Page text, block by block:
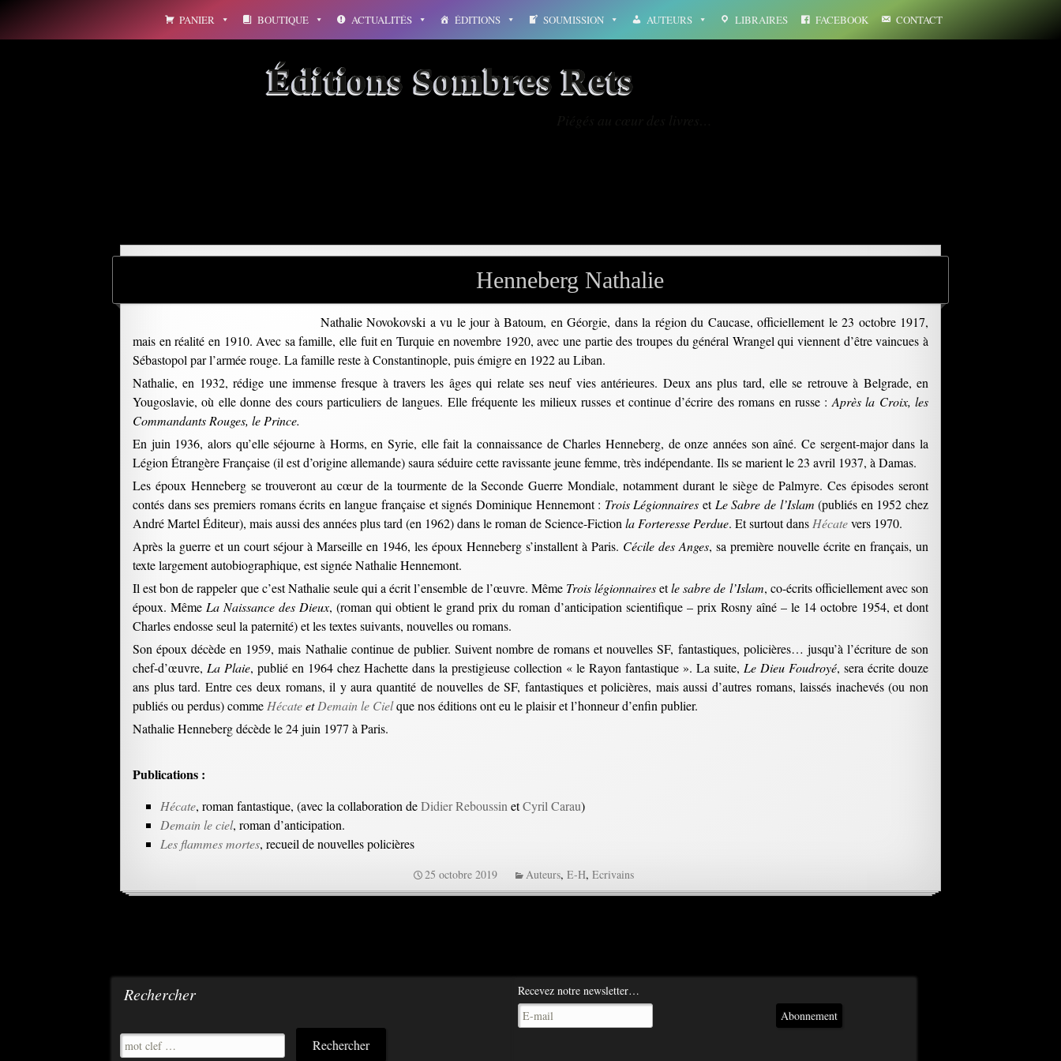
PANIER BOUTIQUE ACTUALITÉS ÉDITIONS SOUMISSION AUTEURS LIBRAIRES FACEBOOK CONTACT
Éditions Sombres Rets
Henneberg Nathalie
Nathalie Novokovski a vu le jour à Batoum, en Géorgie, dans la région du Caucase, officiellement le 23 octobre 1917,
mais en réalité en 1910. Avec sa famille, elle fuit en Turquie en novembre 1920, avec une partie des troupes du général Wrangel qui viennent d’être vaincues à
Sébastopol par l’armée rouge. La famille reste à Constantinople, puis émigre en 1922 au Liban.
Nathalie, en 1932, rédige une immense fresque à travers les âges qui relate ses neuf vies antérieures. Deux ans plus tard, elle se retrouve à Belgrade, en
Yougoslavie, où elle donne des cours particuliers de langues. Elle fréquente les milieux russes et continue d’écrire des romans en russe : Après la Croix, les
Commandants Rouges, le Prince.
En juin 1936, alors qu’elle séjourne à Horms, en Syrie, elle fait la connaissance de Charles Henneberg, de onze années son aîné. Ce sergent-major dans la
Légion Étrangère Française (il est d’origine allemande) saura séduire cette ravissante jeune femme, très indépendante. Ils se marient le 23 avril 1937, à Damas.
Les époux Henneberg se trouveront au cœur de la tourmente de la Seconde Guerre Mondiale, notamment durant le siège de Palmyre. Ces épisodes seront
contés dans ses premiers romans écrits en langue française et signés Dominique Hennemont : Trois Légionnaires etLe Sabre de l’Islam (publiés en 1952 chez
André Martel Éditeur), mais aussi des années plus tard (en 1962) dans le roman de Science-Fiction la Forteresse Perdue. Et surtout dans Hécatevers 1970.
Après la guerre et un court séjour à Marseille en 1946, les époux Henneberg s’installent à Paris. Cécile des Anges, sa première nouvelle écrite en français, un
texte largement autobiographique, est signée Nathalie Hennemont.
Il est bon de rappeler que c’est Nathalie seule qui a écrit l’ensemble de l’œuvre. Même Trois légionnairesetle sabre de l’Islam, co-écrits officiellement avec son
époux. Même La Naissance des Dieux, (roman qui obtient le grand prix du roman d’anticipation scientifique – prix Rosny aîné – le 14 octobre 1954, et dont
Charles endosse seul la paternité) et les textes suivants, nouvelles ou romans.
Son époux décède en 1959, mais Nathalie continue de publier. Suivent nombre de romans et nouvelles SF, fantastiques, policières… jusqu’à l’écriture de son
chef-d’œuvre, La Plaie, publié en 1964 chez Hachette dans la prestigieuse collection « le Rayon fantastique ». La suite, Le Dieu Foudroyé, sera écrite douze
ans plus tard. Entre ces deux romans, il y aura quantité de nouvelles de SF, fantastiques et policières, mais aussi d’autres romans, laissés inachevés (ou non
publiés ou perdus) comme HécateetDemain le Cielque nos éditions ont eu le plaisir et l’honneur d’enfin publier.
Nathalie Henneberg décède le 24 juin 1977 à Paris.
Publications :
Hécate, roman fantastique, (avec la collaboration deDidier Reboussin etCyril Carau)
Demain le ciel, roman d’anticipation.
Les flammes mortes, recueil de nouvelles policières
25 octobre 2019 Auteurs, E-H, Ecrivains
Rechercher
Recevez notre newsletter…
Abonnement